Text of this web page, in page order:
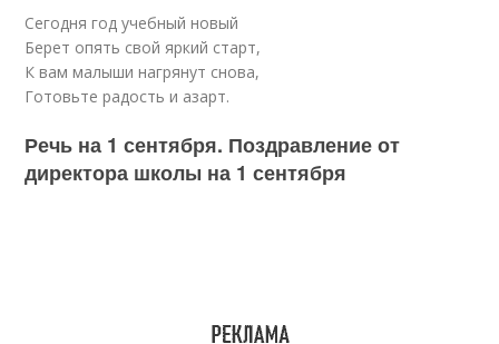
Сегодня год учебный новый
Берет опять свой яркий старт,
К вам малыши нагрянут снова,
Готовьте радость и азарт.
Речь на 1 сентября. Поздравление от
директора школы на 1 сентября